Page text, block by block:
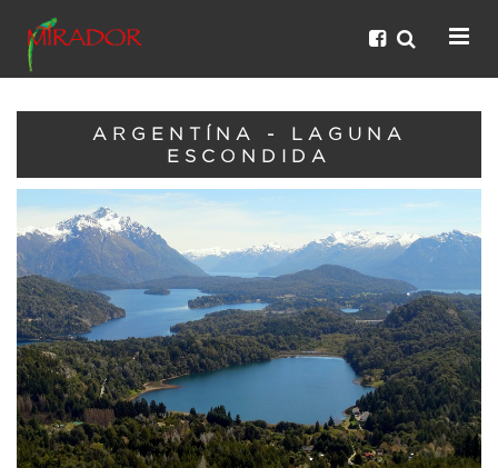
ARGENTÍNA - LAGUNA
ESCONDIDA